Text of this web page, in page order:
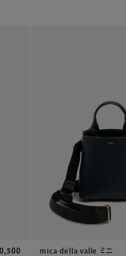
mica della valle ミニ